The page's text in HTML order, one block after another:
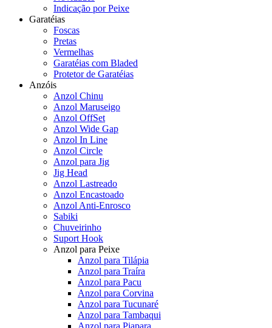
Indicação por Peixe
Garatéias
Foscas
Pretas
Vermelhas
Garatéias com Bladed
Protetor de Garatéias
Anzóis
Anzol Chinu
Anzol Maruseigo
Anzol OffSet
Anzol Wide Gap
Anzol In Line
Anzol Circle
Anzol para Jig
Jig Head
Anzol Lastreado
Anzol Encastoado
Anzol Anti-Enrosco
Sabiki
Chuveirinho
Suport Hook
Anzol para Peixe
Anzol para Tilápia
Anzol para Traíra
Anzol para Pacu
Anzol para Corvina
Anzol para Tucunaré
Anzol para Tambaqui
Anzol para Piapara